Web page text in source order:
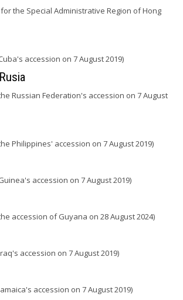
the Special Administrative Region of Hong
accession on 7 August 2019)
Russian Federation's accession on 7 August
Philippines' accession on 7 August 2019)
accession on 7 August 2019)
accession of Guyana on 28 August 2024)
accession on 7 August 2019)
accession on 7 August 2019)